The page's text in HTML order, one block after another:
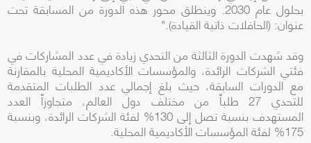
بحلول عام 2030. وينطلق محور هذه الدورة من المسابقة تحت
عنوان: (الحافلات ذاتية القيادة)."
وقد شهدت الدورة الثالثة من التحدي زيادة في عدد المشاركات في
فئتي الشركات الرائدة، والمؤسسات الأكاديمية المحلية بالمقارنة
مع الدورات السابقة، حيث بلغ إجمالي عدد الطلبات المتقدمة
للتحدي 27 طلباً من مختلف دول العالم، متجاوزاً العدد
المستهدف بنسبة تصل إلى 130% لفئة الشركات الرائدة، وبنسبة
175% لفئة المؤسسات الأكاديمية المحلية.